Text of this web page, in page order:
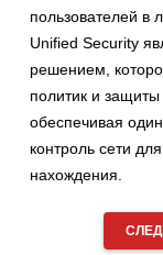
пользователей в
Unified Security
решением,
политик и
обеспечивая
контроль сети
нахождения.